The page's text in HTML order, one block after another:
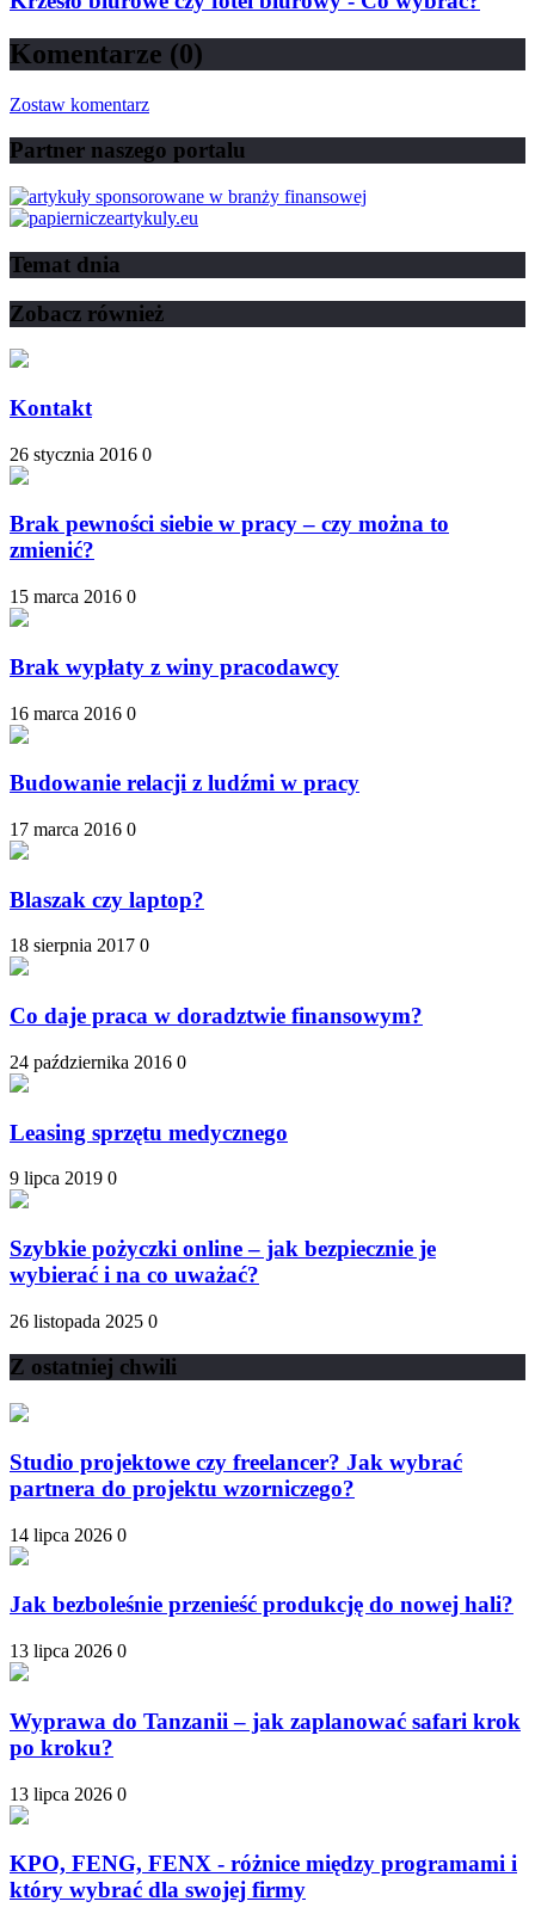
Komentarze (0)
Zostaw komentarz
Partner naszego portalu
Temat dnia
Zobacz również
Kontakt
26 stycznia 2016 0
Brak pewności siebie w pracy – czy można to
zmienić?
15 marca 2016 0
Brak wypłaty z winy pracodawcy
16 marca 2016 0
Budowanie relacji z ludźmi w pracy
17 marca 2016 0
Blaszak czy laptop?
18 sierpnia 2017 0
Co daje praca w doradztwie finansowym?
24 października 2016 0
Leasing sprzętu medycznego
9 lipca 2019 0
Szybkie pożyczki online – jak bezpiecznie je
wybierać i na co uważać?
26 listopada 2025 0
Z ostatniej chwili
Studio projektowe czy freelancer? Jak wybrać
partnera do projektu wzorniczego?
14 lipca 2026 0
Jak bezboleśnie przenieść produkcję do nowej hali?
13 lipca 2026 0
Wyprawa do Tanzanii – jak zaplanować safari krok
po kroku?
13 lipca 2026 0
KPO, FENG, FENX - różnice między programami i
który wybrać dla swojej firmy